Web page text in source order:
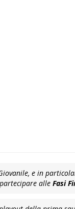
e in
alleFasi